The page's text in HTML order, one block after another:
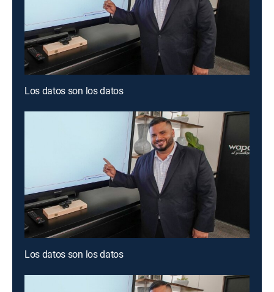
Los datos son los datos
Los datos son los datos